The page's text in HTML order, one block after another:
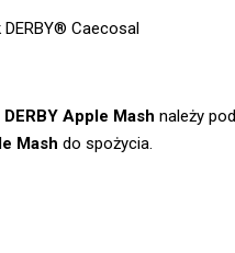
Caecosal
DERBY Apple Mash należy
Mash do spożycia.